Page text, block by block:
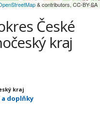
& contributors, CC-BY-SA
České
kraj
kraj
doplňky